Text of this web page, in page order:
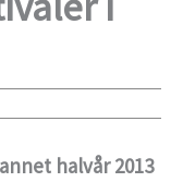
halvår 2013